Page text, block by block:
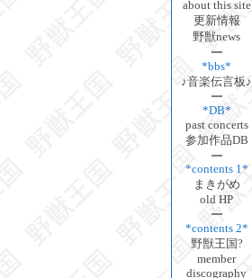
about this site
更新情報
野獣news
*bbs*
♪音楽伝言板♪
*DB*
past concerts
参加作品DB
*contents 1*
まきがめ
old HP
*contents 2*
野獣王国?
member
discography